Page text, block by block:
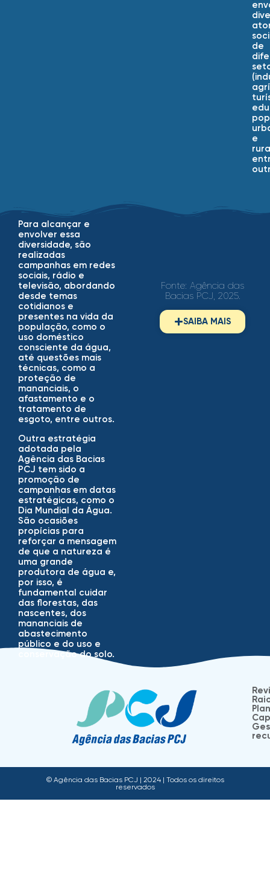
de
e
Fonte: Agência das
Bacias PCJ, 2025.
SAIBA MAIS
Para alcançar e
envolver essa
diversidade, são
realizadas
campanhas em redes
sociais, rádio e
televisão, abordando
desde temas
cotidianos e
presentes na vida da
população, como o
uso doméstico
consciente da água,
até questões mais
técnicas, como a
proteção de
mananciais, o
afastamento e o
tratamento de
esgoto, entre outros.
Outra estratégia
adotada pela
Agência das Bacias
PCJ tem sido a
promoção de
campanhas em datas
estratégicas, como o
Dia Mundial da Água.
São ocasiões
propícias para
reforçar a mensagem
de que a natureza é
uma grande
produtora de água e,
por isso, é
fundamental cuidar
das florestas, das
nascentes, dos
mananciais de
abastecimento
público e do uso e
conservação do solo.
© Agência das Bacias PCJ | 2024 | Todos os direitos
reservados